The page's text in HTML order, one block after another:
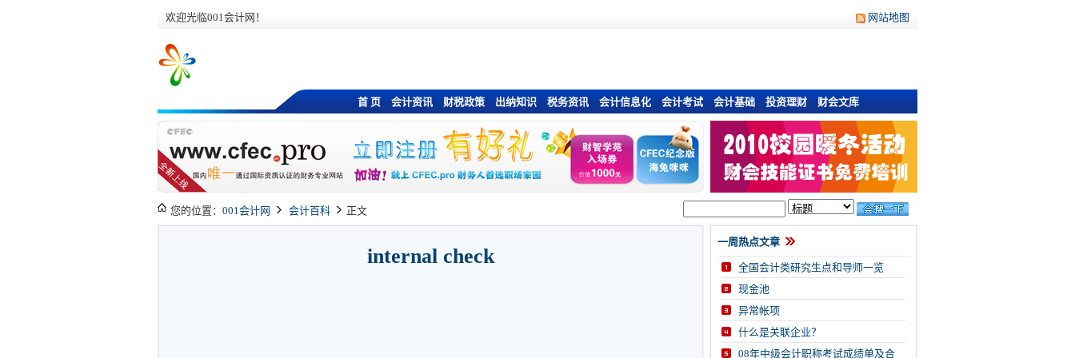
欢迎光临001会计网！ 网站地图
首 页 会计资讯 财税政策 出纳知识 税务资讯 会计信息化 会计考试 会计基础 投资理财 财会文库
您的位置： 001会计网 会计百科 正文
internal check
一周热点文章
全国会计类研究生点和导师一览
现金池
异常帐项
什么是关联企业？
08年中级会计职称考试成绩单及合